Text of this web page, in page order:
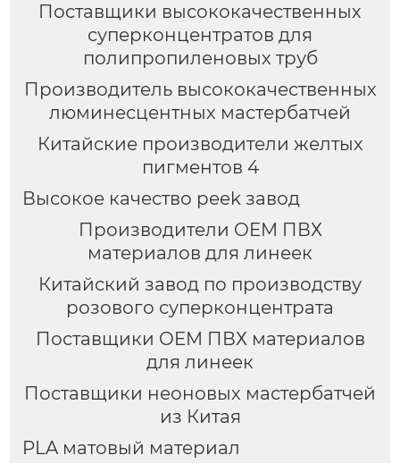
Поставщики высококачественных
суперконцентратов для
полипропиленовых труб
Производитель высококачественных
люминесцентных мастербатчей
Китайские производители желтых
пигментов 4
Высокое качество peek завод
Производители OEM ПВХ
материалов для линеек
Китайский завод по производству
розового суперконцентрата
Поставщики OEM ПВХ материалов
для линеек
Поставщики неоновых мастербатчей
из Китая
PLA матовый материал